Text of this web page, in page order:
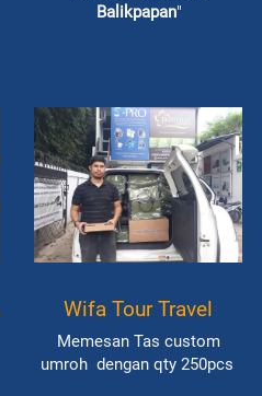
Balikpapan"
Wifa Tour Travel
Memesan Tas custom
umroh  dengan qty 250pcs